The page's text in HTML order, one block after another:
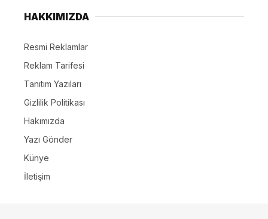
HAKKIMIZDA
Resmi Reklamlar
Reklam Tarifesi
Tanıtım Yazıları
Gizlilik Politikası
Hakımızda
Yazı Gönder
Künye
İletişim